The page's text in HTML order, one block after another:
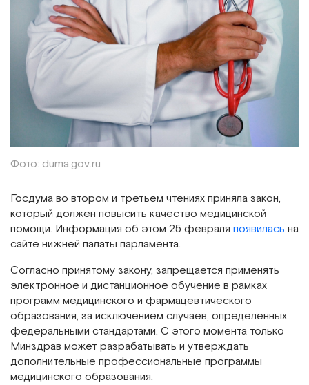
Фото: duma.gov.ru
Госдума во втором и третьем чтениях приняла закон,
который должен повысить качество медицинской
помощи. Информация об этом 25 февраля появилась на
сайте нижней палаты парламента.
Согласно принятому закону, запрещается применять
электронное и дистанционное обучение в рамках
программ медицинского и фармацевтического
образования, за исключением случаев, определенных
федеральными стандартами. С этого момента только
Минздрав может разрабатывать и утверждать
дополнительные профессиональные программы
медицинского образования.